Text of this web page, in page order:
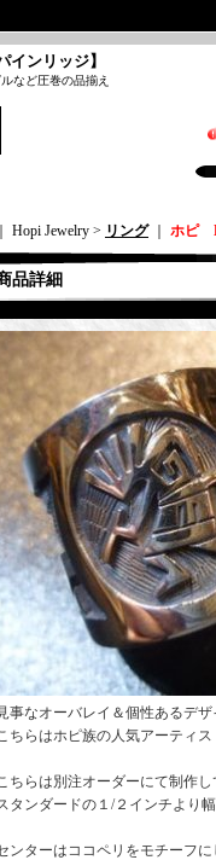
ンリッジ】
など圧巻の品揃え
｜ Hopi Jewelry > リング｜ ホピ
品詳細
事なオーバレイ＆個性あるデ
ちらはホピ族の人気アーティ
ちらは別注オーダーにて制作
タンダードの１/２インチより
ンターはココペリをモチーフ